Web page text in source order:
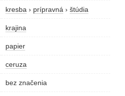
kresba › prípravná › štúdia
krajina
papier
ceruza
bez značenia